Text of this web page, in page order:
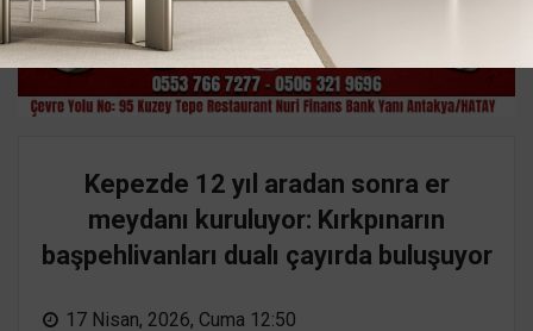
Kepezde 12 yıl aradan sonra er
meydanı kuruluyor: Kırkpınarın
başpehlivanları dualı çayırda buluşuyor
17 Nisan, 2026, Cuma 12:50